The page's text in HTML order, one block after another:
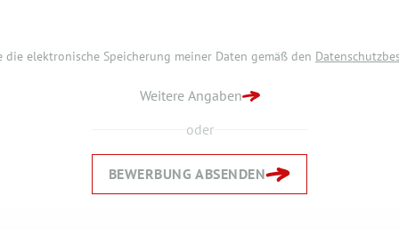
die elektronische Speicherung meiner Daten gemäß den
Weitere Angaben
oder
BEWERBUNG ABSENDEN
ZURÜCK ZUR STARTSEITE